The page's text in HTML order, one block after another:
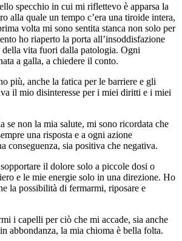
specchio in cui mi riflettevo è apparsa la
alla quale un tempo c’era una tiroide intera,
volta mi sono sentita stanca non solo per
ho riaperto la porta all’insoddisfazione
vita fuori dalla patologia. Ogni
a galla, a chiedere il conto.
più, anche la fatica per le barriere e gli
il mio disinteresse per i miei diritti e i miei
se non la mia salute, mi sono ricordata che
una risposta e a ogni azione
conseguenza, sia positiva che negativa.
il dolore solo a piccole dosi o
e le mie energie solo in una direzione. Ho
la possibilità di fermarmi, riposare e
i capelli per ciò che mi accade, sia anche
abbondanza, la mia chioma è bella folta.